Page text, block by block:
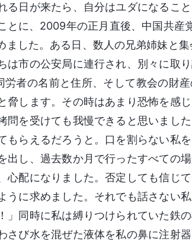
る日が来たら、自分はユダになるこ
とに、2009年の正月直後、中国共産
ました。ある日、数人の兄弟姉妹と
は市の公安局に連行され、別々に取
者の名前と住所、そして教会の財
脅します。その時はあまり恐怖を感
問を受けても我慢できると思いまし
もらえるだろうと。口を割らない私
出し、過去数か月で行ったすべての
配になりました。否定しても信じて
うに求めました。それでも話さない
」同時に私は縛りつけられていた鉄
さび水を混ぜた液体を私の鼻に注射